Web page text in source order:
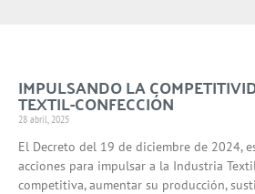
IMPULSANDO LA
TEXTIL-CONFECCIÓN
28 abril, 2025
El Decreto del 19 de diciembre de 2024,
acciones para impulsar a la Industria
competitiva, aumentar su producción,